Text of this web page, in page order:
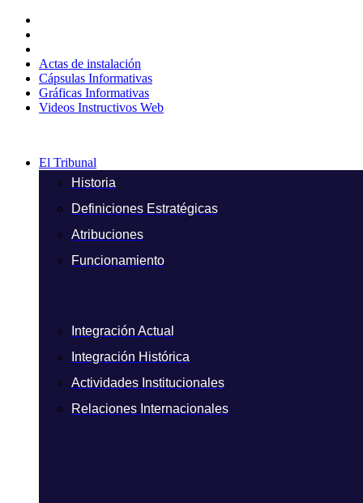
contenido
Actas de instalación
Cápsulas Informativas
Gráficas Informativas
Videos Instructivos Web
El Tribunal
Historia
Definiciones Estratégicas
Atribuciones
Funcionamiento
Integración Actual
Integración Histórica
Actividades Institucionales
Relaciones Internacionales